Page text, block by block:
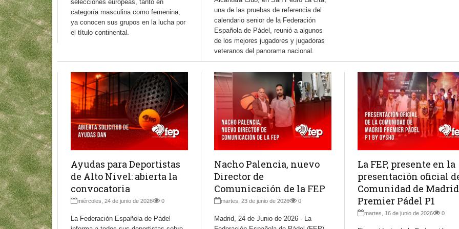
selecciones europeas, tanto en
categoría masculina como femenina,
ya conocen sus grupos en la lucha por
el título continental.
una de las pruebas de referencia del
calendario senior de la Federación
Española de Pádel, reunió a algunos
de los mejores jugadores y jugadoras
veteranos del panorama nacional.
Ayudas para Deportistas
de Alto Nivel: abierta la
convocatoria
miércoles, 24 de junio de 2026 0
La Federación Española de Pádel
Nacho Palencia, nuevo
Director de
Comunicación de la FEP
martes, 23 de junio de 2026 0
Madrid, 24 de Junio de 2026 - La
La FEP, presente en la
presentación oficial
Comunidad de Madrid
Premier Pádel P1
martes, 16 de junio de 2026 0